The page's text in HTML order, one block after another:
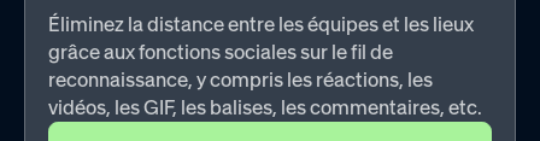
Éliminez la distance entre les équipes et les lieux
grâce aux fonctions sociales sur le fil de
reconnaissance, y compris les réactions, les
vidéos, les GIF, les balises, les commentaires, etc.